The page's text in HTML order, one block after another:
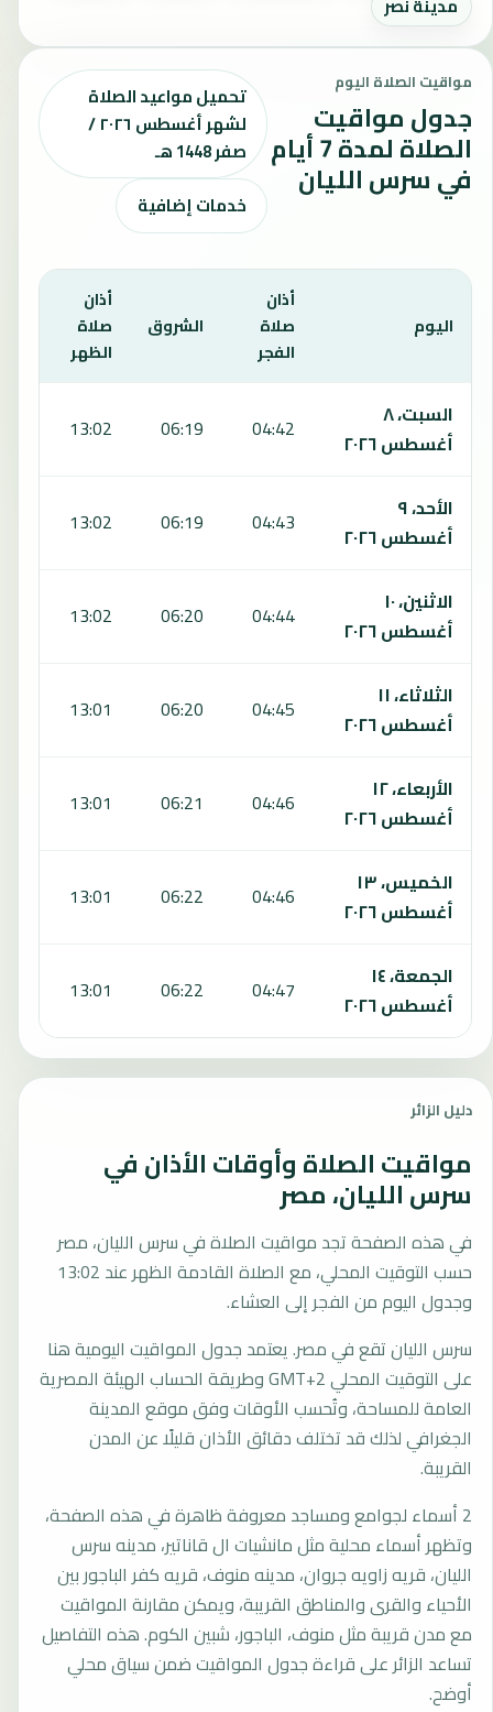
مدينة نصر
مواقيت الصلاة اليوم
جدول مواقيت
الصلاة لمدة 7 أيام
في سرس الليان
تحميل مواعيد الصلاة
لشهر أغسطس ٢٠٢٦ /
صفر 1448 هـ
خدمات إضافية
اليوم
أذان
صلاة
الفجر
الشروق
أذان
صلاة
الظهر
السبت، ٨
أغسطس ٢٠٢٦
04:42
06:19
13:02
الأحد، ٩
أغسطس ٢٠٢٦
04:43
06:19
13:02
الاثنين، ١٠
أغسطس ٢٠٢٦
04:44
06:20
13:02
الثلاثاء، ١١
أغسطس ٢٠٢٦
04:45
06:20
13:01
الأربعاء، ١٢
أغسطس ٢٠٢٦
04:46
06:21
13:01
الخميس، ١٣
أغسطس ٢٠٢٦
04:46
06:22
13:01
الجمعة، ١٤
أغسطس ٢٠٢٦
04:47
06:22
13:01
دليل الزائر
مواقيت الصلاة وأوقات الأذان في
سرس الليان، مصر
في هذه الصفحة تجد مواقيت الصلاة في سرس الليان، مصر
حسب التوقيت المحلي، مع الصلاة القادمة الظهر عند 13:02
وجدول اليوم من الفجر إلى العشاء.
سرس الليان تقع في مصر. يعتمد جدول المواقيت اليومية هنا
على التوقيت المحلي GMT+2 وطريقة الحساب الهيئة المصرية
العامة للمساحة، وتُحسب الأوقات وفق موقع المدينة
الجغرافي لذلك قد تختلف دقائق الأذان قليلًا عن المدن
القريبة.
2 أسماء لجوامع ومساجد معروفة ظاهرة في هذه الصفحة،
وتظهر أسماء محلية مثل مانشيات ال قاناتير، مدينه سرس
الليان، قريه زاويه جروان، مدينه منوف، قريه كفر الباجور بين
الأحياء والقرى والمناطق القريبة، ويمكن مقارنة المواقيت
مع مدن قريبة مثل منوف، الباجور، شبين الكوم. هذه التفاصيل
تساعد الزائر على قراءة جدول المواقيت ضمن سياق محلي
أوضح.